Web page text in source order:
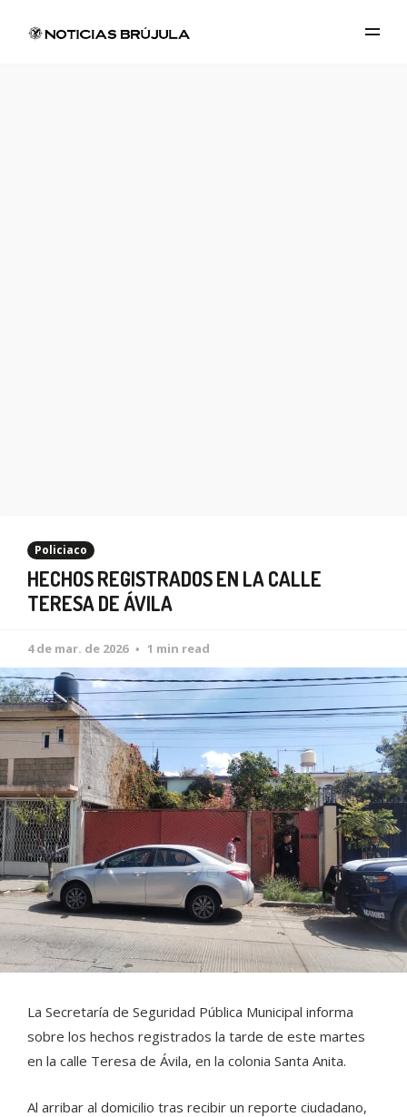
Policiaco
HECHOS REGISTRADOS EN LA CALLE
TERESA DE ÁVILA
4 de mar. de 2026 1 min read
La Secretaría de Seguridad Pública Municipal informa
sobre los hechos registrados la tarde de este martes
en la calle Teresa de Ávila, en la colonia Santa Anita.
Al arribar al domicilio tras recibir un reporte ciudadano,